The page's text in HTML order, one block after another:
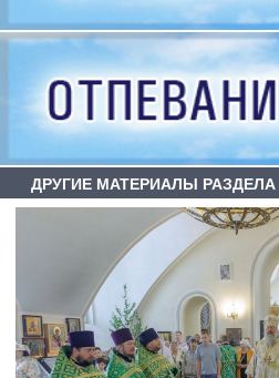
ДРУГИЕ МАТЕРИАЛЫ РАЗДЕЛА